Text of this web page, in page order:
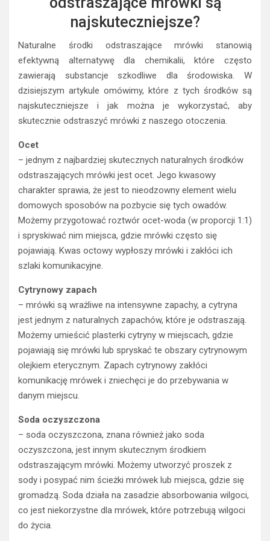
najskuteczniejsze?
Naturalne środki odstraszające mrówki stanowią
efektywną alternatywę dla chemikalii, które często
zawierają substancje szkodliwe dla środowiska. W
dzisiejszym artykule omówimy, które z tych środków są
najskuteczniejsze i jak można je wykorzystać, aby
skutecznie odstraszyć mrówki z naszego otoczenia.
Ocet
– jednym z najbardziej skutecznych naturalnych środków
odstraszających mrówki jest ocet. Jego kwasowy
charakter sprawia, że jest to nieodzowny element wielu
domowych sposobów na pozbycie się tych owadów.
Możemy przygotować roztwór ocet-woda (w proporcji 1:1)
i spryskiwać nim miejsca, gdzie mrówki często się
pojawiają. Kwas octowy wypłoszy mrówki i zakłóci ich
szlaki komunikacyjne.
Cytrynowy zapach
– mrówki są wrażliwe na intensywne zapachy, a cytryna
jest jednym z naturalnych zapachów, które je odstraszają.
Możemy umieścić plasterki cytryny w miejscach, gdzie
pojawiają się mrówki lub spryskać te obszary cytrynowym
olejkiem eterycznym. Zapach cytrynowy zakłóci
komunikację mrówek i zniechęci je do przebywania w
danym miejscu.
Soda oczyszczona
– soda oczyszczona, znana również jako soda
oczyszczona, jest innym skutecznym środkiem
odstraszającym mrówki. Możemy utworzyć proszek z
sody i posypać nim ścieżki mrówek lub miejsca, gdzie się
gromadzą. Soda działa na zasadzie absorbowania wilgoci,
co jest niekorzystne dla mrówek, które potrzebują wilgoci
do życia.